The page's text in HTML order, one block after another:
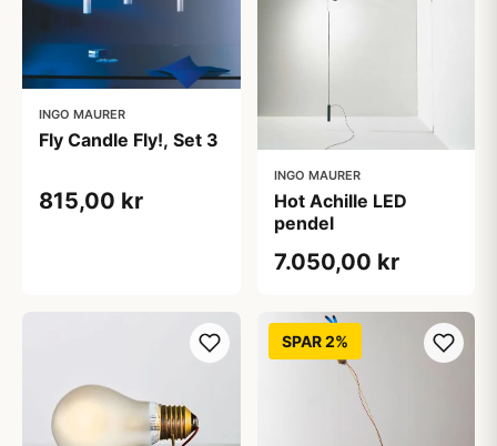
INGO MAURER
Fly Candle Fly!, Set 3
815,00 kr
INGO MAURER
Hot Achille LED
pendel
7.050,00 kr
SPAR 2%